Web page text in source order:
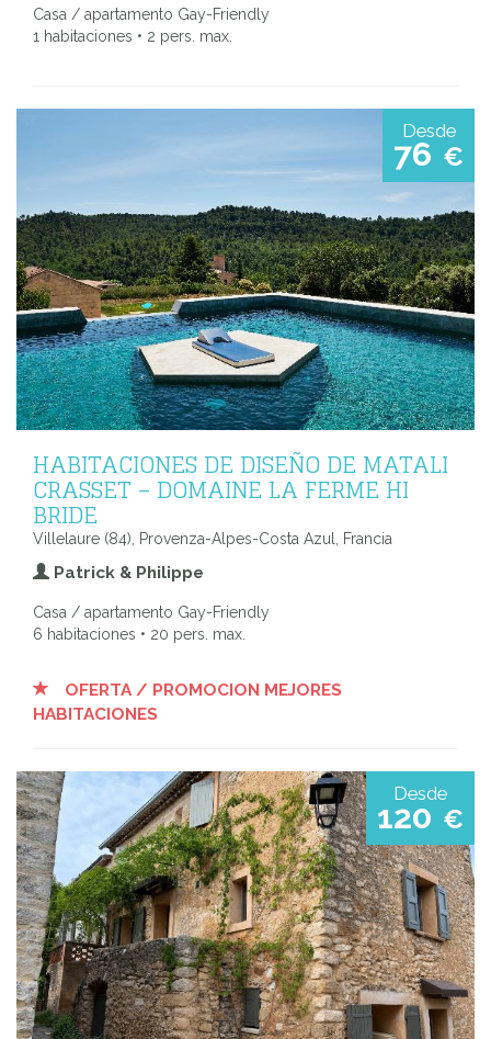
Casa / apartamento Gay-Friendly
1 habitaciones • 2 pers. max.
Desde
76 €
HABITACIONES DE DISEÑO DE MATALI
CRASSET – DOMAINE LA FERME HI
BRIDE
Villelaure (84), Provenza-Alpes-Costa Azul, Francia
Patrick & Philippe
Casa / apartamento Gay-Friendly
6 habitaciones • 20 pers. max.
OFERTA / PROMOCION MEJORES
HABITACIONES
Desde
120 €